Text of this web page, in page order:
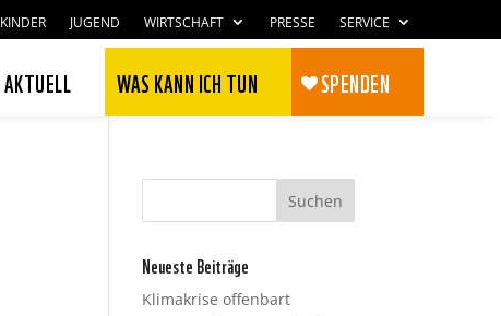
KINDER JUGEND WIRTSCHAFT PRESSE SERVICE
AKTUELL WAS KANN ICH TUN SPENDEN
Neueste Beiträge
Klimakrise offenbart